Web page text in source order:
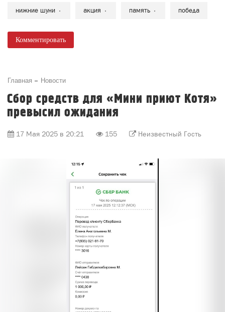
нижние шуни акция память победа
Комментировать
Главная Новости
Сбор средств для «Мини приют Котя»
превысил ожидания
17 Мая 2025 в 20:21 155 Неизвестный Гость